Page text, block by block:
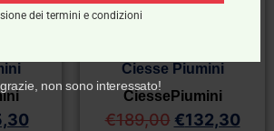
Ciesse Piumini
CiessePiumini
€189,00 €132,30
dei termini e condizioni
non sono interessato!